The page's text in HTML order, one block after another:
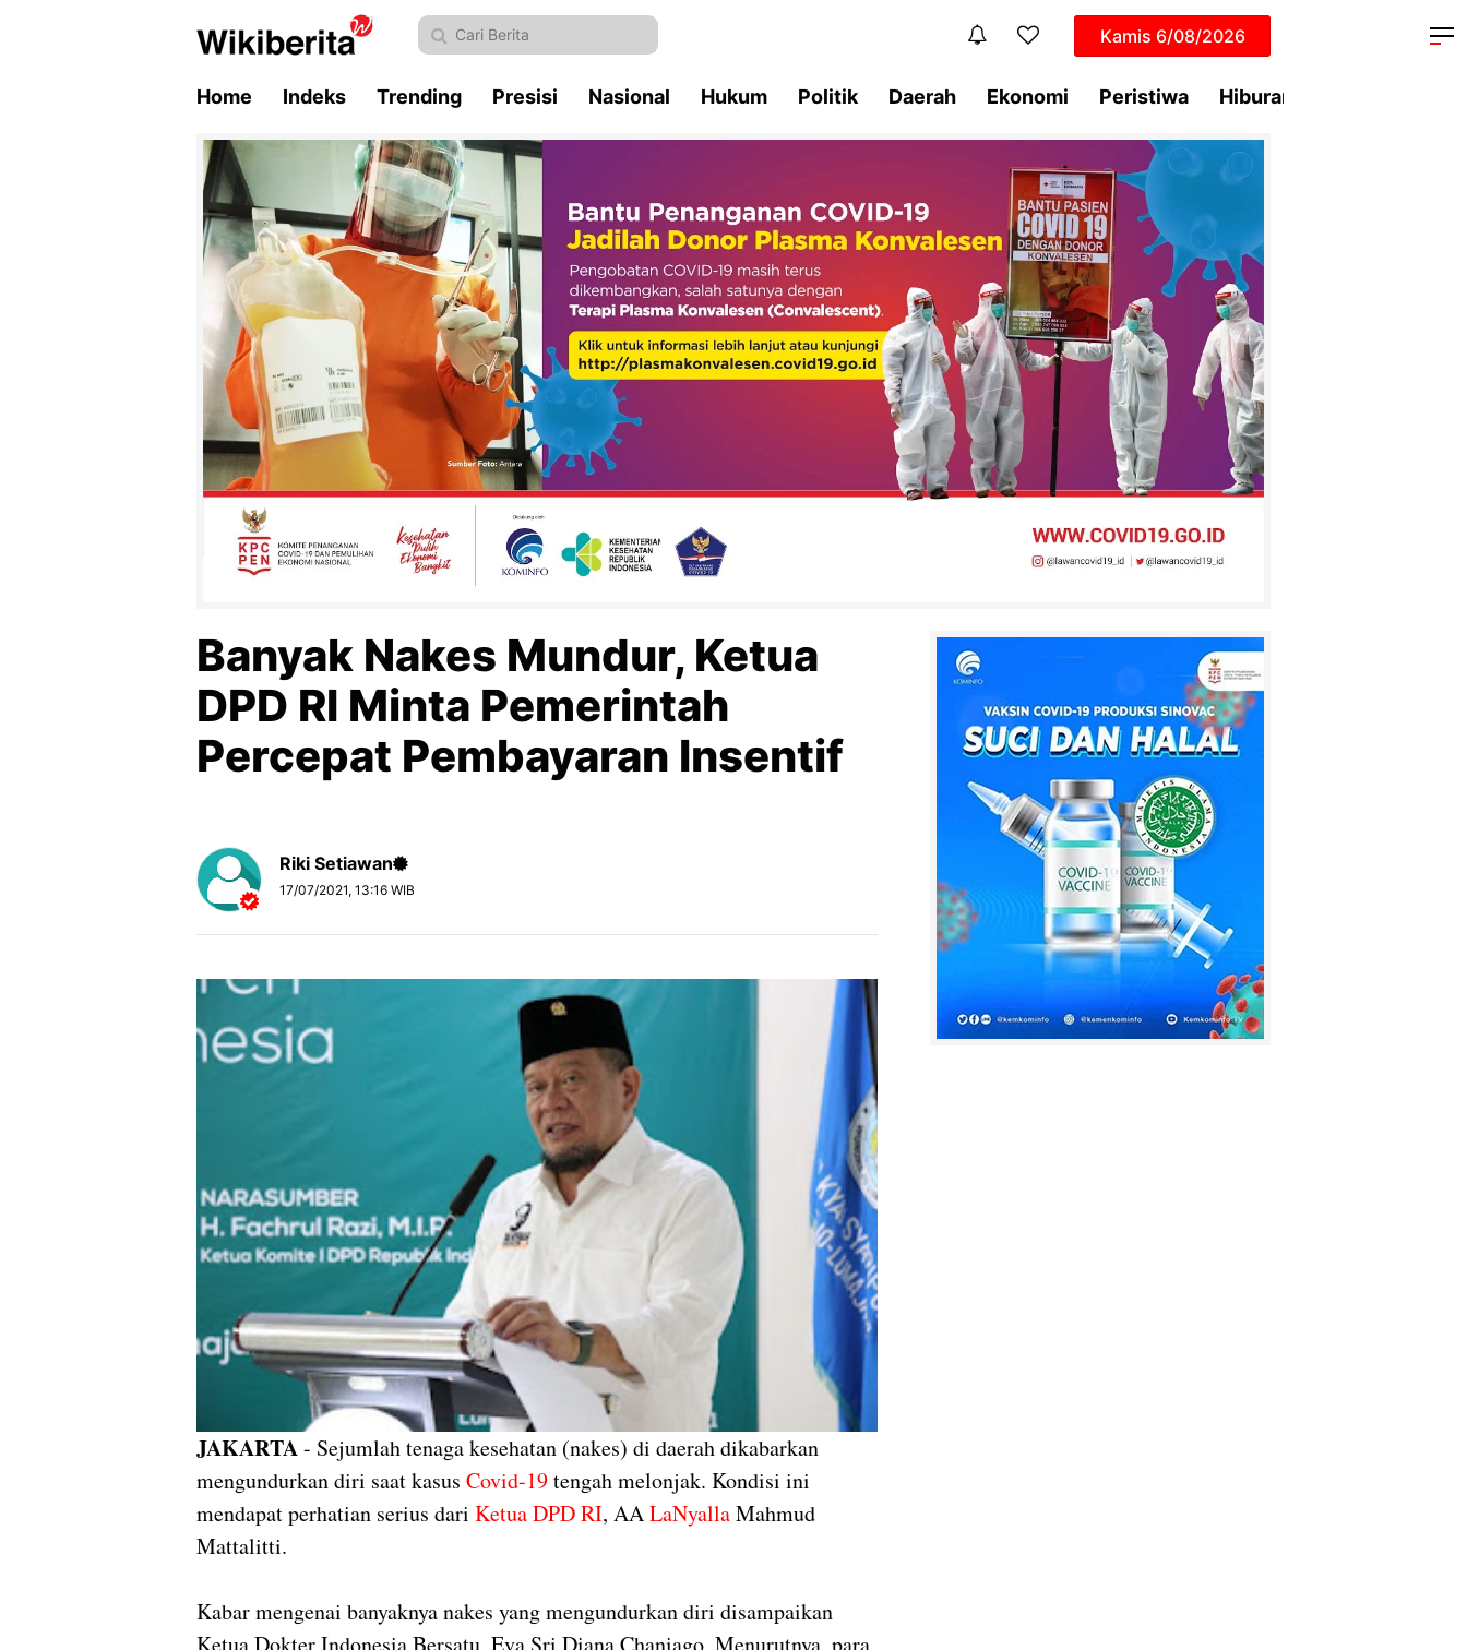
Kamis 6/08/2026
Home Indeks Trending Presisi Nasional Hukum Politik Daerah Ekonomi Peristiwa Hiburan
Banyak Nakes Mundur, Ketua
DPD RI Minta Pemerintah
Percepat Pembayaran Insentif
Riki Setiawan
17/07/2021, 13:16 WIB
JAKARTA- Sejumlah tenaga kesehatan (nakes) di daerah dikabarkan
mengundurkan diri saat kasus Covid-19tengah melonjak. Kondisi ini
mendapat perhatian serius dari Ketua DPD RI, AALaNyallaMahmud
Mattalitti.
Kabar mengenai banyaknya nakes yang mengundurkan diri disampaikan